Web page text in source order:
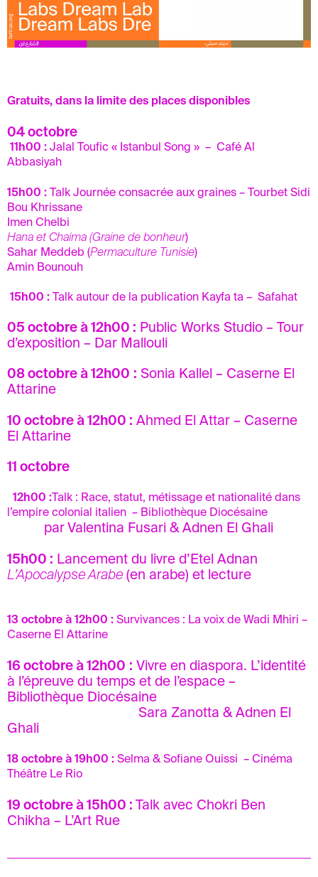
Gratuits, dans la limite des places disponibles
04 octobre
11h00 : Jalal Toufic « Istanbul Song » – Café Al
Abbasiyah
15h00 : Talk Journée consacrée aux graines – Tourbet Sidi
Bou Khrissane
Imen Chelbi
Hana et Chaima (Graine de bonheur)
Sahar Meddeb (Permaculture Tunisie)
Amin Bounouh
15h00 : Talk autour de la publication Kayfa ta – Safahat
05 octobre à 12h00 : Public Works Studio – Tour
d’exposition – Dar Mallouli
08 octobre à 12h00 : Sonia Kallel – Caserne El
Attarine
10 octobre à 12h00 : Ahmed El Attar – Caserne
El Attarine
11 octobre
12h00 :Talk : Race, statut, métissage et nationalité dans
l’empire colonial italien – Bibliothèque Diocésaine
par Valentina Fusari & Adnen El Ghali
15h00 : Lancement du livre d’Etel Adnan
L’Apocalypse Arabe (en arabe) et lecture
13 octobre à 12h00 : Survivances : La voix de Wadi Mhiri –
Caserne El Attarine
16 octobre à 12h00 : Vivre en diaspora. L’identité
à l’épreuve du temps et de l’espace –
Bibliothèque Diocésaine
Sara Zanotta & Adnen El
Ghali
18 octobre à 19h00 : Selma & Sofiane Ouissi – Cinéma
Théâtre Le Rio
19 octobre à 15h00 : Talk avec Chokri Ben
Chikha – L’Art Rue